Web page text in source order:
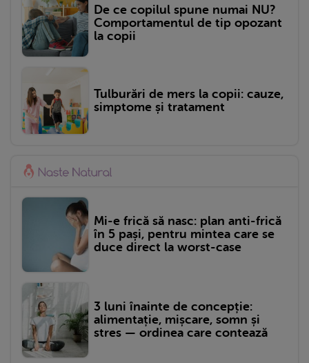
De ce copilul spune numai NU?
Comportamentul de tip opozant
la copii
Tulburări de mers la copii: cauze,
simptome și tratament
Mi-e frică să nasc: plan anti-frică
în 5 pași, pentru mintea care se
duce direct la worst-case
3 luni înainte de concepție:
alimentație, mișcare, somn și
stres — ordinea care contează